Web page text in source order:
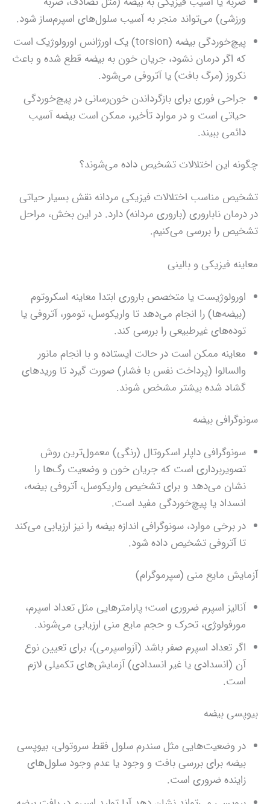
ورزشی) می‌تواند منجر به آسیب سلول‌های اسپرم‌ساز شود.
پیچ‌خوردگی بیضه (torsion) یک اورژانس اورولوژیک است
که اگر درمان نشود، جریان خون به بیضه قطع شده و باعث
نکروز (مرگ بافت) یا آتروفی می‌شود.
جراحی فوری برای بازگرداندن خون‌رسانی در پیچ‌خوردگی
حیاتی است و در موارد تأخیر، ممکن است بیضه آسیب
دائمی ببیند.
چگونه این اختلالات تشخیص داده می‌شوند؟
تشخیص مناسب اختلالات فیزیکی مردانه نقش بسیار حیاتی
در درمان ناباروری (باروری مردانه) دارد. در این بخش، مراحل
تشخیص را بررسی می‌کنیم.
معاینه فیزیکی و بالینی
اورولوژیست یا متخصص باروری ابتدا معاینه اسکروتوم
(بیضه‌ها) را انجام می‌دهد تا واریکوسل، تومور، آتروفی یا
توده‌های غیرطبیعی را بررسی کند.
معاینه ممکن است در حالت ایستاده و با انجام مانور
والسالوا (پرداخت نفس با فشار) صورت گیرد تا وریدهای
گشاد شده بیشتر مشخص شوند.
سونوگرافی بیضه
سونوگرافی داپلر اسکروتال (رنگی) معمول‌ترین روش
تصویربرداری است که جریان خون و وضعیت رگ‌ها را
نشان می‌دهد و برای تشخیص واریکوسل، آتروفی بیضه،
انسداد یا پیچ‌خوردگی مفید است.
در برخی موارد، سونوگرافی اندازه بیضه را نیز ارزیابی می‌کند
تا آتروفی تشخیص داده شود.
آزمایش مایع منی (سپرموگرام)
آنالیز اسپرم ضروری است؛ پارامترهایی مثل تعداد اسپرم،
مورفولوژی، تحرک و حجم مایع منی ارزیابی می‌شوند.
اگر تعداد اسپرم صفر باشد (آزواسپرمی)، برای تعیین نوع
آن (انسدادی یا غیر انسدادی) آزمایش‌های تکمیلی لازم
است.
بیوپسی بیضه
در وضعیت‌هایی مثل سندرم سلول فقط سروتولی، بیوپسی
بیضه برای بررسی بافت و وجود یا عدم وجود سلول‌های
زاینده ضروری است.